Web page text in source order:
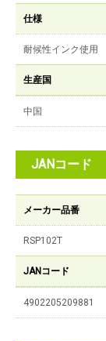
仕様
耐候性インク使用
生産国
中国
JANコード
メーカー品番
RSP102T
JANコード
4902205209881